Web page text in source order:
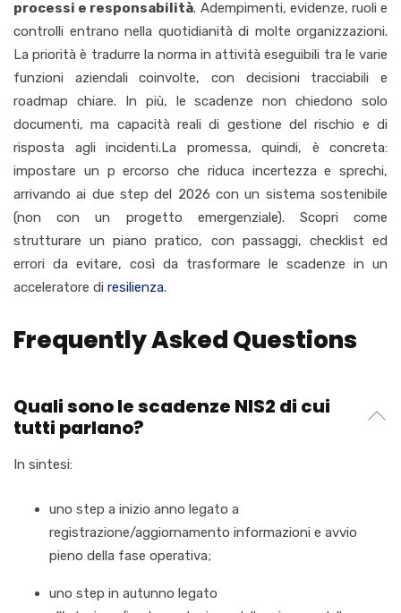
processi e responsabilità. Adempimenti, evidenze, ruoli e
controlli entrano nella quotidianità di molte organizzazioni.
La priorità è tradurre la norma in attività eseguibili tra le varie
funzioni aziendali coinvolte, con decisioni tracciabili e
roadmap chiare. In più, le scadenze non chiedono solo
documenti, ma capacità reali di gestione del rischio e di
risposta agli incidenti.La promessa, quindi, è concreta:
impostare un p ercorso che riduca incertezza e sprechi,
arrivando ai due step del 2026 con un sistema sostenibile
(non con un progetto emergenziale). Scopri come
strutturare un piano pratico, con passaggi, checklist ed
errori da evitare, così da trasformare le scadenze in un
acceleratore di resilienza.
Frequently Asked Questions
Quali sono le scadenze NIS2 di cui
tutti parlano?
In sintesi:
uno step a inizio anno legato a
registrazione/aggiornamento informazioni e avvio
pieno della fase operativa;
uno step in autunno legato